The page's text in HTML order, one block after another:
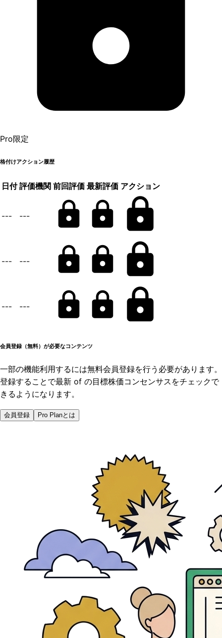
Pro限定
格付けアクション履歴
日付 評価機関 前回評価 最新評価 アクション
--- ---
--- ---
--- ---
会員登録（無料）が必要なコンテンツ
一部の機能利用するには無料会員登録を行う必要があります。
登録することで最新 of の目標株価コンセンサスをチェックで
きるようになります。
会員登録 Pro Planとは